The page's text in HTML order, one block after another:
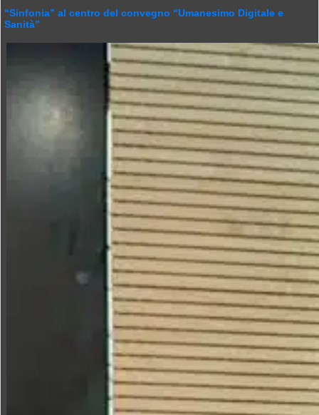
“Sinfonia” al centro del convegno “Umanesimo Digitale e
Sanità”